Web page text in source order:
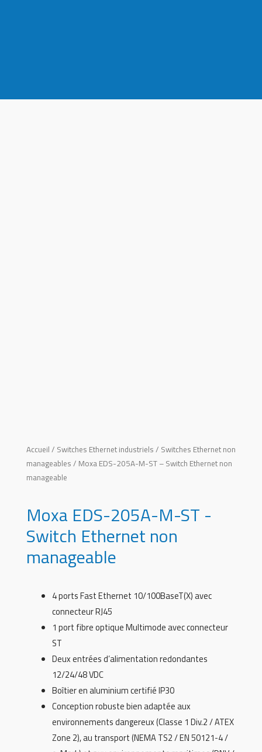
Accueil / Switches Ethernet industriels / Switches Ethernet non
manageables / Moxa EDS-205A-M-ST – Switch Ethernet non
manageable
Moxa EDS-205A-M-ST -
Switch Ethernet non
manageable
4 ports Fast Ethernet 10/100BaseT(X) avec
connecteur RJ45
1 port fibre optique Multimode avec connecteur
ST
Deux entrées d’alimentation redondantes
12/24/48 VDC
Boîtier en aluminium certifié IP30
Conception robuste bien adaptée aux
environnements dangereux (Classe 1 Div.2 / ATEX
Zone 2), au transport (NEMA TS2 / EN 50121-4 /